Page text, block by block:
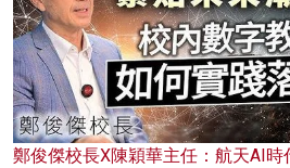
鄭俊傑校長X陳穎華主任：航天AI